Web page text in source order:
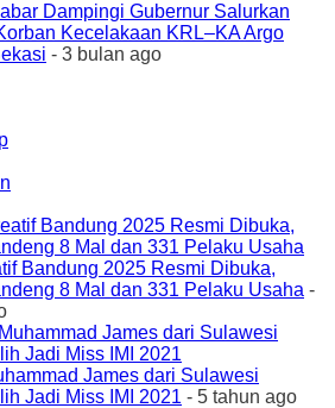
Dampingi Gubernur Salurkan
Kecelakaan KRL–KA Argo
- 3 bulan ago
Bandung 2025 Resmi Dibuka,
8 Mal dan 331 Pelaku Usaha -
James dari Sulawesi
Jadi Miss IMI 2021 - 5 tahun ago